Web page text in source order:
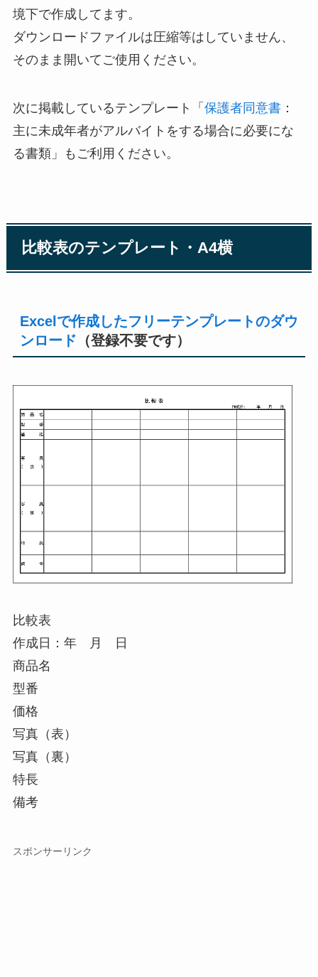
境下で作成してます。
ダウンロードファイルは圧縮等はしていません、
そのまま開いてご使用ください。
次に掲載しているテンプレート「 保護者同意書：
主に未成年者がアルバイトをする場合に必要にな
る書類」もご利用ください。
比較表のテンプレート・A4横
Excelで作成したフリーテンプレートのダウ
ンロード （登録不要です）
比較表
作成日：年 月 日
商品名
型番
価格
写真（表）
写真（裏）
特長
備考
スポンサーリンク